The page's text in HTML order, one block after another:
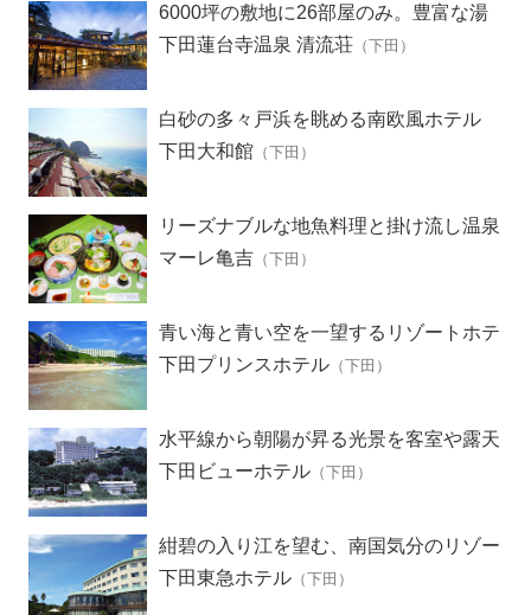
6000坪の敷地に26部屋のみ。豊富な湯
量の温泉をもつ歴史ある旅館
下田蓮台寺温泉 清流荘 （下田）
白砂の多々戸浜を眺める南欧風ホテル
下田大和館 （下田）
リーズナブルな地魚料理と掛け流し温泉
の宿
マーレ亀吉 （下田）
青い海と青い空を一望するリゾートホテ
ル
下田プリンスホテル （下田）
水平線から朝陽が昇る光景を客室や露天
風呂から見られる絶景の宿
下田ビューホテル （下田）
紺碧の入り江を望む、南国気分のリゾー
トホテル
下田東急ホテル （下田）